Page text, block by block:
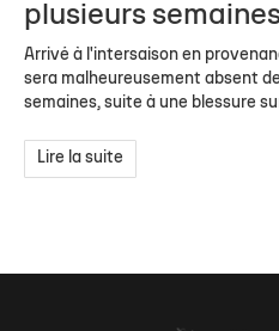
plusieurs
Arrivé à l'intersaison en
sera malheureusement absent
semaines, suite à une blessure
Lire la suite